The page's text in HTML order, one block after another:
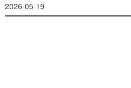
2026-05-19